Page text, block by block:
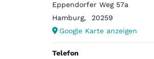
Eppendorfer Weg 57a
Hamburg,
20259
Google Karte anzeigen
Telefon